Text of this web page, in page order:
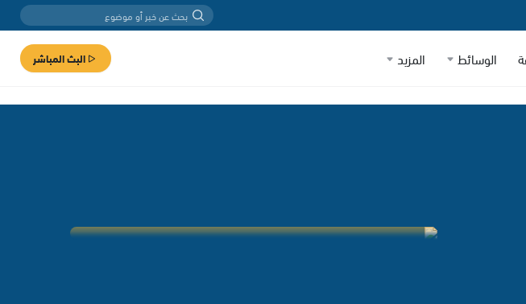
الوسائط المزيد البث المباشر